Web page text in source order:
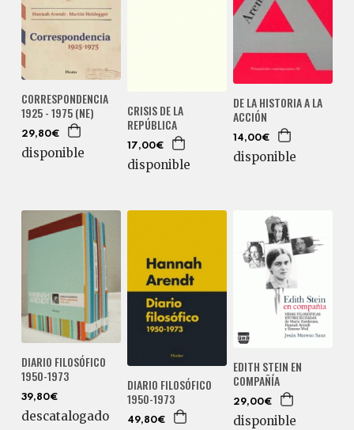
CORRESPONDENCIA
1925 - 1975 (NE)
29,80€
disponible
CRISIS DE LA
REPÚBLICA
17,00€
disponible
DE LA HISTORIA A LA
ACCIÓN
14,00€
disponible
DIARIO FILOSÓFICO
1950-1973
39,80€
descatalogado
DIARIO FILOSÓFICO
1950-1973
49,80€
EDITH STEIN EN
COMPAÑÍA
29,00€
disponible